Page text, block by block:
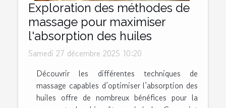
Exploration des méthodes de
massage pour maximiser
l'absorption des huiles
Samedi 27 décembre 2025 10:20
Découvrir les différentes techniques de
massage capables d’optimiser l’absorption des
huiles offre de nombreux bénéfices pour la